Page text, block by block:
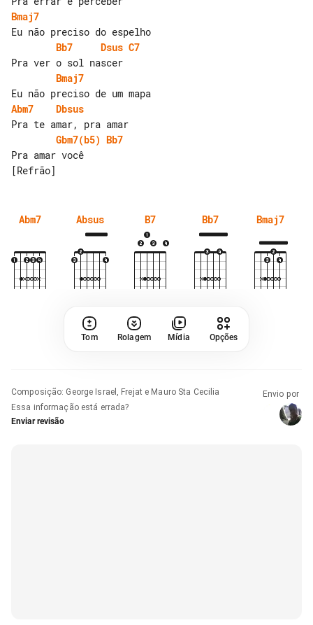
Bmaj7
Bb7
Dsus C7
Bmaj7
Abm7
Dbsus
Gbm7(b5) Bb7
Pra amar você
Abm7 Absus B7 Bb7 Bmaj7
Tom Rolagem Mídia Opções
Composição: George Israel, Frejat e Mauro Sta Cecilia
Essa informação está errada?
Enviar revisão
Envio por